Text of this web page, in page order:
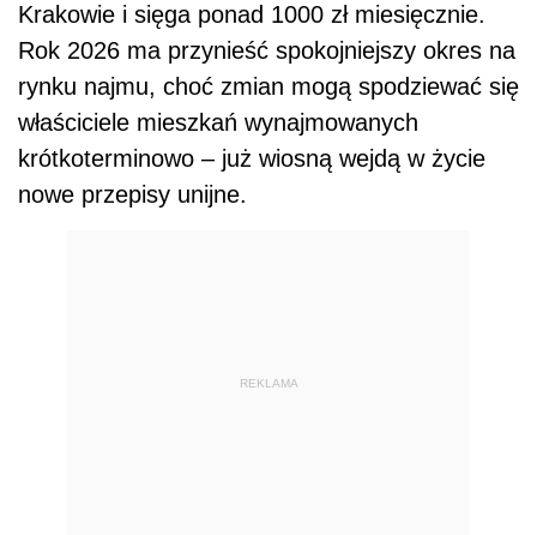
Krakowie i sięga ponad 1000 zł miesięcznie.
Rok 2026 ma przynieść spokojniejszy okres na
rynku najmu, choć zmian mogą spodziewać się
właściciele mieszkań wynajmowanych
krótkoterminowo – już wiosną wejdą w życie
nowe przepisy unijne.
REKLAMA